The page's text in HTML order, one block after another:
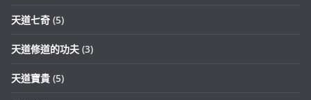
天道七奇 (5)
天道修道的功夫 (3)
天道寶貴 (5)